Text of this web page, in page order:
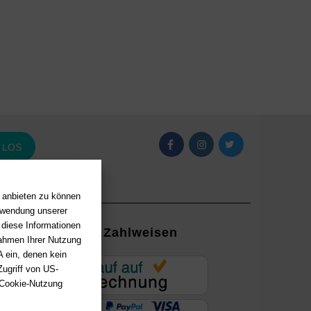
zu können
unserer
Informationen
Ihrer Nutzung
ein, denen kein
von US-
Nutzung
LOS
mit
Zahlweisen